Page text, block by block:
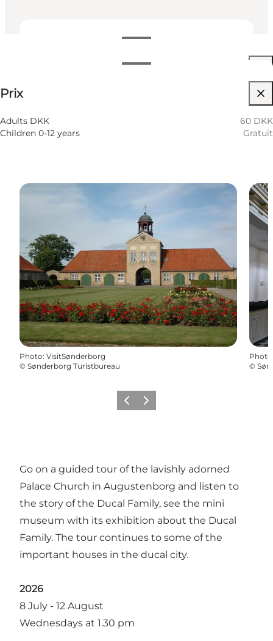
Voir les horaires d’ouverture
Horaires d’ouverture
12 Août
01:30 PM–03:30 PM
Prix
Adults DKK
60 DKK
Children 0-12 years
Gratuit
Photo: VisitSønderborg
© Sønderborg Turistbureau
Photo
©
PrécédentSuivant
Go on a guided tour of the lavishly adorned
Palace Church in Augustenborg and listen to
the story of the Ducal Family, see the mini
museum with its exhibition about the Ducal
Family. The tour continues to some of the
important houses in the ducal city.
2026
8 July - 12 August
Wednesdays at 1.30 pm